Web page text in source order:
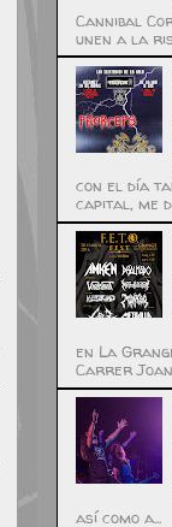
Cannibal
unen a la
con el día
capital, me
en La
Carrer Joan
así como a...